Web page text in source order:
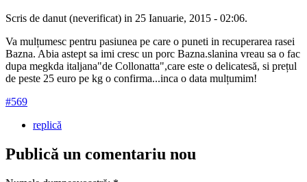
Scris de danut (neverificat) in 25 Ianuarie, 2015 - 02:06.
Va mulțumesc pentru pasiunea pe care o puneti in recuperarea rasei
Bazna. Abia astept sa imi cresc un porc Bazna.slanina vreau sa o fac
dupa megkda italjana"de Collonatta",care este o delicatesă, si prețul
de peste 25 euro pe kg o confirma...inca o data mulțumim!
#569
replică
Publică un comentariu nou